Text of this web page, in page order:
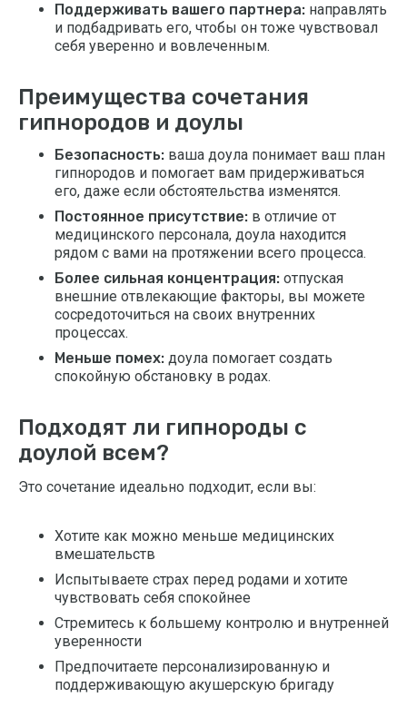
Поддерживать вашего партнера: направлять
и подбадривать его, чтобы он тоже чувствовал
себя уверенно и вовлеченным.
Преимущества сочетания
гипнородов и доулы
Безопасность: ваша доула понимает ваш план
гипнородов и помогает вам придерживаться
его, даже если обстоятельства изменятся.
Постоянное присутствие: в отличие от
медицинского персонала, доула находится
рядом с вами на протяжении всего процесса.
Более сильная концентрация: отпуская
внешние отвлекающие факторы, вы можете
сосредоточиться на своих внутренних
процессах.
Меньше помех: доула помогает создать
спокойную обстановку в родах.
Подходят ли гипнороды с
доулой всем?
Это сочетание идеально подходит, если вы:
Хотите как можно меньше медицинских
вмешательств
Испытываете страх перед родами и хотите
чувствовать себя спокойнее
Стремитесь к большему контролю и внутренней
уверенности
Предпочитаете персонализированную и
поддерживающую акушерскую бригаду